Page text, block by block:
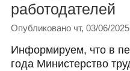
работодателей
Опубликовано чт, 03/06/
Информируем, что в
года Министерство